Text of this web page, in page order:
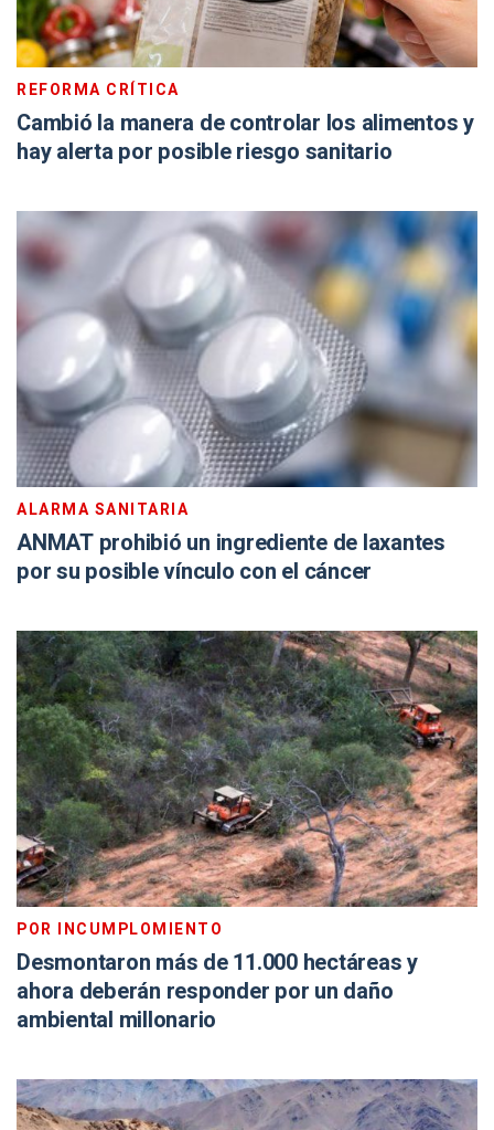
REFORMA CRÍTICA
Cambió la manera de controlar los alimentos y
hay alerta por posible riesgo sanitario
ALARMA SANITARIA
ANMAT prohibió un ingrediente de laxantes
por su posible vínculo con el cáncer
POR INCUMPLOMIENTO
Desmontaron más de 11.000 hectáreas y
ahora deberán responder por un daño
ambiental millonario